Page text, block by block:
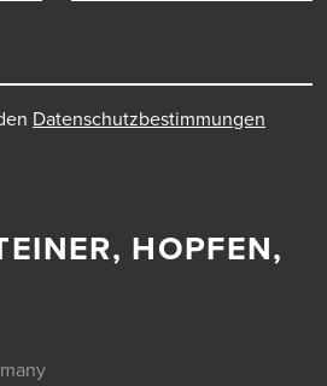
HOPFEN,
Datenschutzbestimmungen